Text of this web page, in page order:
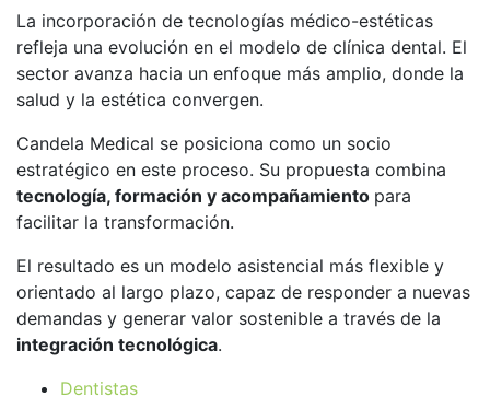
La incorporación de tecnologías médico-estéticas
refleja una evolución en el modelo de clínica dental. El
sector avanza hacia un enfoque más amplio, donde la
salud y la estética convergen.
Candela Medical se posiciona como un socio
estratégico en este proceso. Su propuesta combina
tecnología, formación y acompañamiento para
facilitar la transformación.
El resultado es un modelo asistencial más flexible y
orientado al largo plazo, capaz de responder a nuevas
demandas y generar valor sostenible a través de la
integración tecnológica.
Dentistas